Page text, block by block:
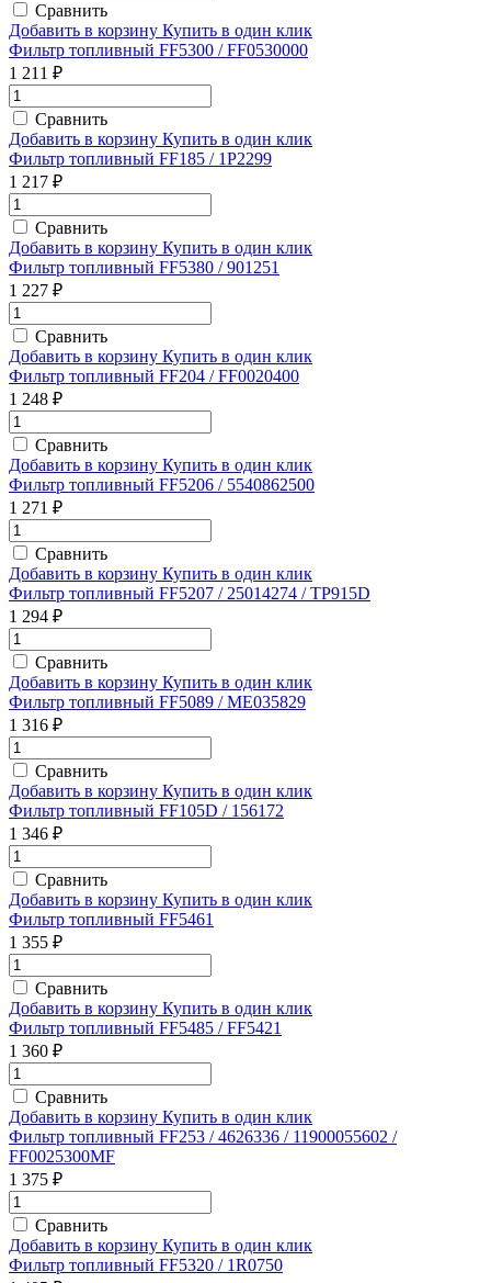
Сравнить
Добавить в корзину Купить в один клик
Фильтр топливный FF5300 / FF0530000
1 211 ₽
Сравнить
Добавить в корзину Купить в один клик
Фильтр топливный FF185 / 1P2299
1 217 ₽
Сравнить
Добавить в корзину Купить в один клик
Фильтр топливный FF5380 / 901251
1 227 ₽
Сравнить
Добавить в корзину Купить в один клик
Фильтр топливный FF204 / FF0020400
1 248 ₽
Сравнить
Добавить в корзину Купить в один клик
Фильтр топливный FF5206 / 5540862500
1 271 ₽
Сравнить
Добавить в корзину Купить в один клик
Фильтр топливный FF5207 / 25014274 / TP915D
1 294 ₽
Сравнить
Добавить в корзину Купить в один клик
Фильтр топливный FF5089 / ME035829
1 316 ₽
Сравнить
Добавить в корзину Купить в один клик
Фильтр топливный FF105D / 156172
1 346 ₽
Сравнить
Добавить в корзину Купить в один клик
Фильтр топливный FF5461
1 355 ₽
Сравнить
Добавить в корзину Купить в один клик
Фильтр топливный FF5485 / FF5421
1 360 ₽
Сравнить
Добавить в корзину Купить в один клик
Фильтр топливный FF253 / 4626336 / 11900055602 /
FF0025300MF
1 375 ₽
Сравнить
Добавить в корзину Купить в один клик
Фильтр топливный FF5320 / 1R0750